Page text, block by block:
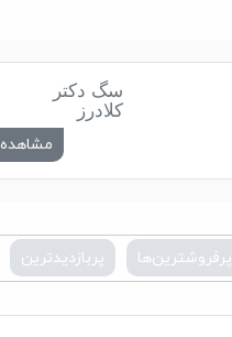
سگ دکتر
کلادرز
مشاهده
پرفروشترین‌ها پربازدیدترین